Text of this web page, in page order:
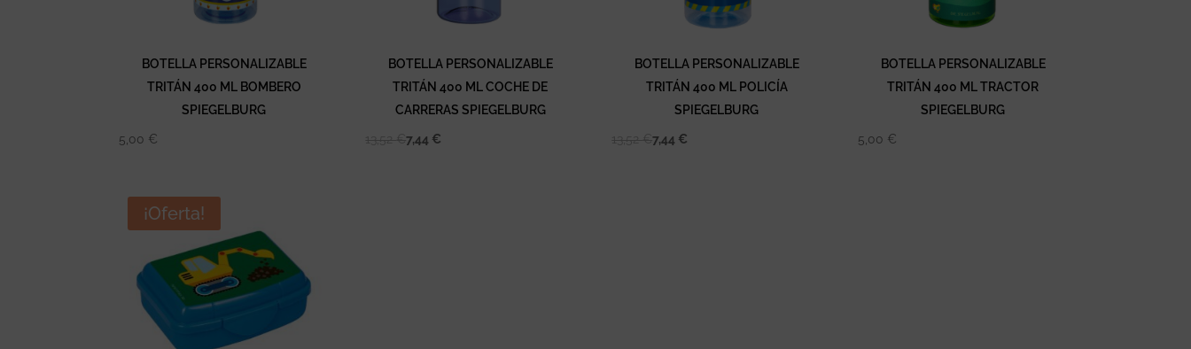
BOTELLA PERSONALIZABLE
TRITÁN 400 ML BOMBERO
SPIEGELBURG
5,00 €
BOTELLA PERSONALIZABLE
TRITÁN 400 ML COCHE DE
CARRERAS SPIEGELBURG
€7,44 €
BOTELLA PERSONALIZABLE
TRITÁN 400 ML POLICÍA
SPIEGELBURG
€7,44 €
BOTELLA PERSONALIZABLE
TRITÁN 400 ML TRACTOR
SPIEGELBURG
5,00 €
¡Oferta!